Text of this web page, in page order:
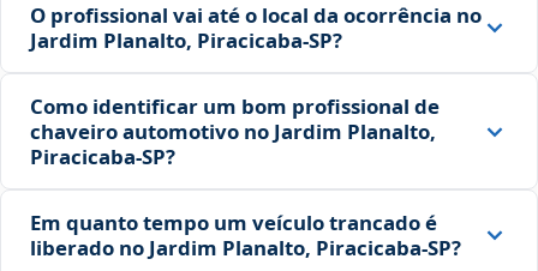
O profissional vai até o local da ocorrência no
Jardim Planalto, Piracicaba‑SP?
Como identificar um bom profissional de
chaveiro automotivo no Jardim Planalto,
Piracicaba‑SP?
Em quanto tempo um veículo trancado é
liberado no Jardim Planalto, Piracicaba‑SP?